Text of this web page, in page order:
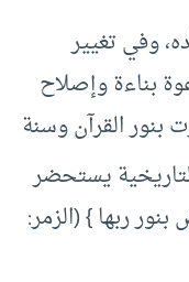
وفي تغيير
بناءة وإصلاح
بنور القرآن وسنة
يستحضر
ربها } (الزمر: